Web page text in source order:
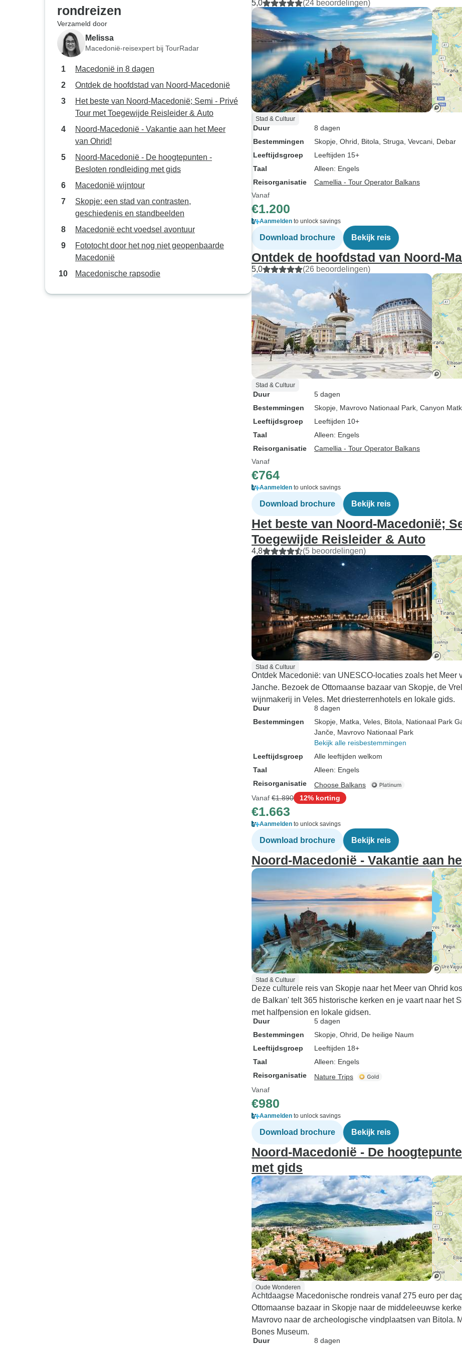
Deze reis gaf me prachtige
herinneringen en ik zou het
iedereen die Macedonië wil
verkennen van harte
aanbevelen.
soepele, plezierige
begin tot eind.
rondreizen
Verzameld door
Melissa
Macedonië-reisexpert bij TourRadar
Macedonië in 8 dagen
Ontdek de hoofdstad van Noord-Macedonië
Het beste van Noord-Macedonië; Semi - Privé
Tour met Toegewijde Reisleider & Auto
Noord-Macedonië - Vakantie aan het Meer
van Ohrid!
Noord-Macedonië - De hoogtepunten -
Besloten rondleiding met gids
Macedonië wijntour
Skopje: een stad van contrasten,
geschiedenis en standbeelden
Macedonië echt voedsel avontuur
Fototocht door het nog niet geopenbaarde
Macedonië
Macedonische rapsodie
5,0 (24 beoordelingen)
Stad & Cultuur
Duur
8 dagen
Bestemmingen
Skopje , Ohrid , Bitola , Struga , Vevcani , Debar
Leeftijdsgroep
Leeftijden 15+
Taal
Alleen: Engels
Reisorganisatie
Camellia - Tour Operator Balkans
Vanaf
€1.200
Aanmelden to unlock savings
Download brochure Bekijk reis
Ontdek de hoofdstad van Noord-
5,0 (26 beoordelingen)
Stad & Cultuur
Duur
5 dagen
Bestemmingen
Skopje , Mavrovo Nationaal Park , Canyon
Leeftijdsgroep
Leeftijden 10+
Taal
Alleen: Engels
Reisorganisatie
Camellia - Tour Operator Balkans
Vanaf
€764
Aanmelden to unlock savings
Download brochure Bekijk reis
Het beste van Noord-Macedonië;
Toegewijde Reisleider & Auto
4,8 (5 beoordelingen)
Stad & Cultuur
Ontdek Macedonië: van UNESCO-locaties zoals het Meer
Janche. Bezoek de Ottomaanse bazaar van Skopje, de
wijnmakerij in Veles. Met driesterrenhotels en lokale gids.
Duur
8 dagen
Bestemmingen
Skopje , Matka , Veles , Bitola , Nationaal Park
Janče , Mavrovo Nationaal Park
Bekijk alle reisbestemmingen
Leeftijdsgroep
Alle leeftijden welkom
Taal
Alleen: Engels
Reisorganisatie
Choose Balkans
Vanaf €1.890 12% korting
€1.663
Aanmelden to unlock savings
Download brochure Bekijk reis
Noord-Macedonië - Vakantie aan
Stad & Cultuur
Deze culturele reis van Skopje naar het Meer van Ohrid
de Balkan' telt 365 historische kerken en je vaart naar het
met halfpension en lokale gidsen.
Duur
5 dagen
Bestemmingen
Skopje , Ohrid , De heilige Naum
Leeftijdsgroep
Leeftijden 18+
Taal
Alleen: Engels
Reisorganisatie
Nature Trips
Vanaf
€980
Aanmelden to unlock savings
Download brochure Bekijk reis
Noord-Macedonië - De
met gids
Oude Wonderen
Achtdaagse Macedonische rondreis vanaf 275 euro per
Ottomaanse bazaar in Skopje naar de middeleeuwse
Mavrovo naar de archeologische vindplaatsen van Bitola.
Bones Museum.
Duur 8 dagen